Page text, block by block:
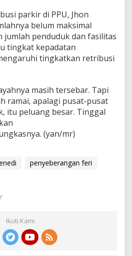
parkir di PPU, Jhon
belum maksimal
jumlah penduduk dan fasilitas
tingkat kepadatan
tingkatkan retribusi
masih tersebar. Tapi
ramai, apalagi pusat-pusat
itu peluang besar. Tinggal
(yan/mr)
penyeberangan feri
Ikuti Kami